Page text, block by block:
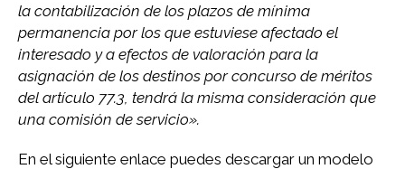
la contabilización de los plazos de mínima
permanencia por los que estuviese afectado el
interesado y a efectos de valoración para la
asignación de los destinos por concurso de méritos
del artículo 77.3, tendrá la misma consideración que
una comisión de servicio».
En el siguiente enlace puedes descargar un modelo